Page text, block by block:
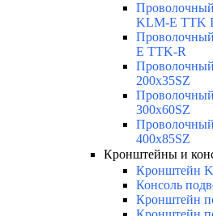
KLM-E TTK
E TTK-R
200x35SZ
300x60SZ
400x85SZ
Кронштейны и
Кронштейн
Консоль
Кронштейн